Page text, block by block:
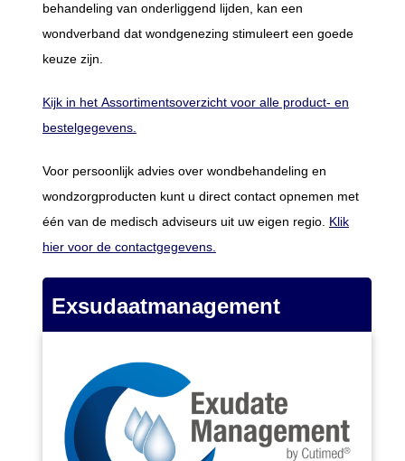
behandeling van onderliggend lijden, kan een
wondverband dat wondgenezing stimuleert een goede
keuze zijn.
Kijk in het Assortimentsoverzicht voor alle product- en
bestelgegevens.
Voor persoonlijk advies over wondbehandeling en
wondzorgproducten kunt u direct contact opnemen met
één van de medisch adviseurs uit uw eigen regio. Klik
hier voor de contactgegevens.
Exsudaatmanagement